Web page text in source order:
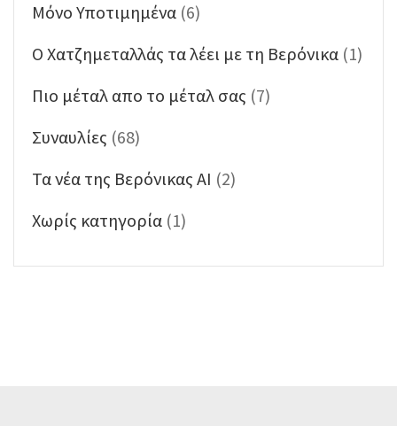
Μόνο Υποτιμημένα (6)
Ο Χατζημεταλλάς τα λέει με τη Βερόνικα (1)
Πιο μέταλ απο το μέταλ σας (7)
Συναυλίες (68)
Τα νέα της Βερόνικας ΑΙ (2)
Χωρίς κατηγορία (1)